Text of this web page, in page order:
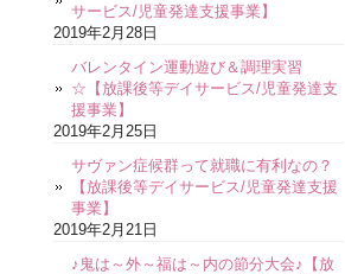
サービス/児童発達支援事業】
2019年2月28日
バレンタイン運動遊び＆調理実習
☆【放課後等デイサービス/児童発達支
援事業】
2019年2月25日
サヴァン症候群って就職に有利なの？
【放課後等デイサービス/児童発達支援
事業】
2019年2月21日
♪鬼は～外～福は～内の節分大会♪【放